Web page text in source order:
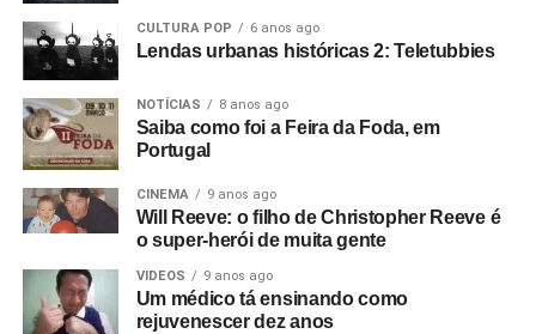
UP NEXT
MTV Plugged: o disco plugado de Bruce
Springsteen
DON'T MISS
POP FANTASMA apresenta Disstantes, “Zumbi
choppa”
Ricardo Schott
Ricardo Schott é jornalista, radialista, editor e principal
CULTURA POP 6 anos ago
Lendas urbanas históricas 2: Teletubbies
NOTÍCIAS 8 anos ago
Saiba como foi a Feira da Foda, em
Portugal
CINEMA 9 anos ago
Will Reeve: o filho de Christopher Reeve é
o super-herói de muita gente
VIDEOS 9 anos ago
Um médico tá ensinando como
rejuvenescer dez anos